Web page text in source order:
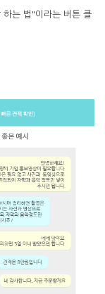
하는 법"이라는 버튼 클